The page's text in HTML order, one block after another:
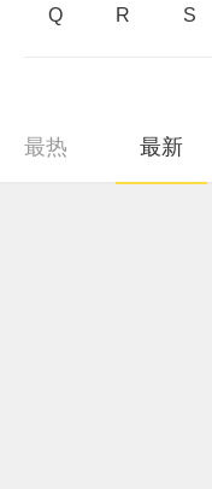
Q R S
最热 最新